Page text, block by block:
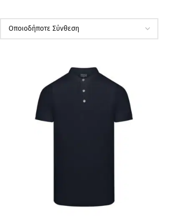
ΠΡΟΣΦΟΡΆ